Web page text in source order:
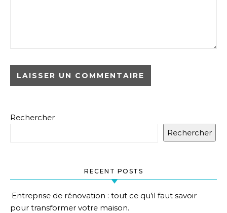
Rechercher
Rechercher
RECENT POSTS
Entreprise de rénovation : tout ce qu’il faut savoir
pour transformer votre maison.